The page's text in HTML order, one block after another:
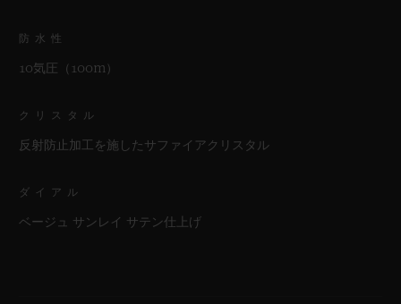
防水性
10気圧（100m）
クリスタル
反射防止加工を施したサファイアクリスタル
ダイアル
ベージュ サンレイ サテン仕上げ